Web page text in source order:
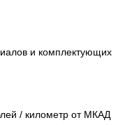
и комплектующих
/ километр от МКАД